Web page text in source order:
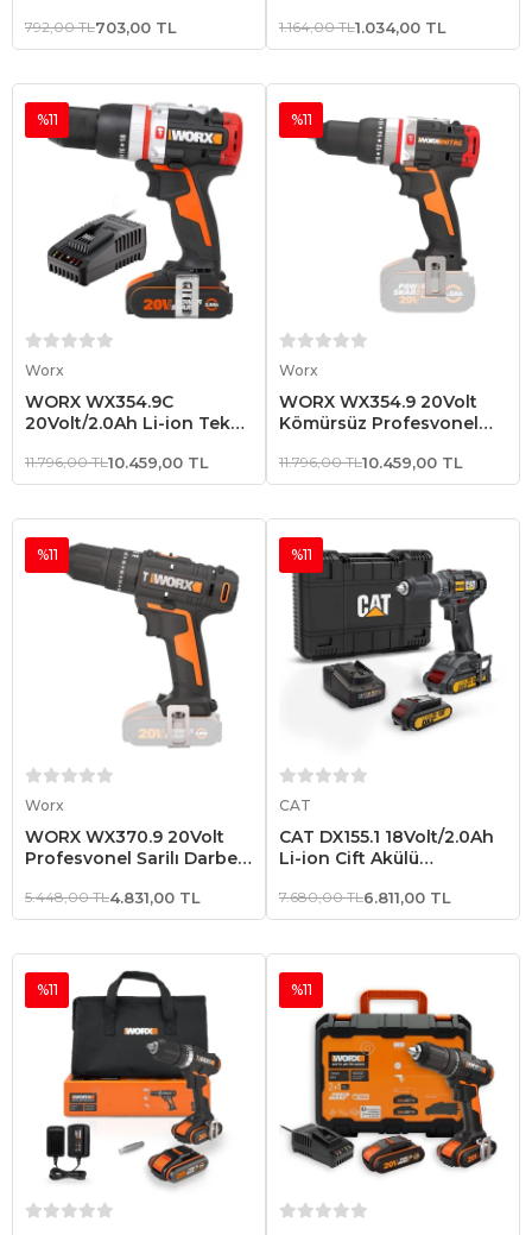
792,00 TL703,00 TL
Cihazı
1.164,00 TL1.034,00 TL
Worx
WORX WX354.9C
20Volt/2.0Ah Li-ion Tek
Profesyonel Darbeli Şarjlı
Matkap
%11
11.796,00 TL10.459,00 TL
Worx
WORX WX354.9 20Volt
Kömürsüz Profesyonel
Dahil Değildir)
%11
11.796,00 TL10.459,00 TL
Worx
WORX WX370.9 20Volt
Profesyonel Şarjlı Darbeli
Değildir)
%11
5.448,00 TL4.831,00 TL
CAT
CAT DX155.1 18Volt/2.0Ah
Li-ion Çift Akülü
Matkap
%11
7.680,00 TL6.811,00 TL
%11 %11